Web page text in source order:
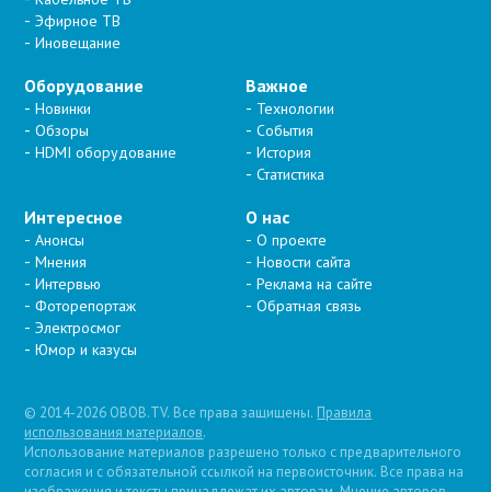
Эфирное ТВ
Иновещание
Оборудование
Новинки
Обзоры
HDMI оборудование
Важное
Технологии
События
История
Статистика
Интересное
Анонсы
Мнения
Интервью
Фоторепортаж
Электросмог
Юмор и казусы
О нас
О проекте
Новости сайта
Реклама на сайте
Обратная связь
© 2014-2026 OBOB.TV. Все права защищены. Правила
использования материалов.
Использование материалов разрешено только с предварительного
согласия и с обязательной ссылкой на первоисточник. Все права на